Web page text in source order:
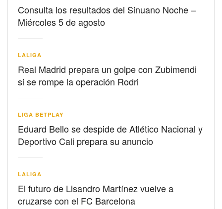
Consulta los resultados del Sinuano Noche –
Miércoles 5 de agosto
LALIGA
Real Madrid prepara un golpe con Zubimendi
si se rompe la operación Rodri
LIGA BETPLAY
Eduard Bello se despide de Atlético Nacional y
Deportivo Cali prepara su anuncio
LALIGA
El futuro de Lisandro Martínez vuelve a
cruzarse con el FC Barcelona